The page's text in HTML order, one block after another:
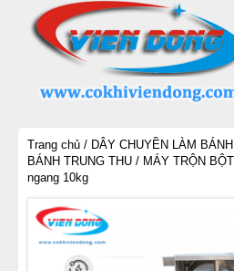
Trang chủ / DÂY CHUYỀN LÀM BÁNH
BÁNH TRUNG THU / MÁY TRỘN
ngang 10kg
DANH MỤC SẢN PHẨM
LÒ BÁNH MÌ ĐIỆN
LÒ NƯỚNG BÁNH MÌ CÔNG
LÒ NƯỚNG BÁNH MÌ ĐỐI LƯU
LÒ NƯỚNG BÁNH NGỌT